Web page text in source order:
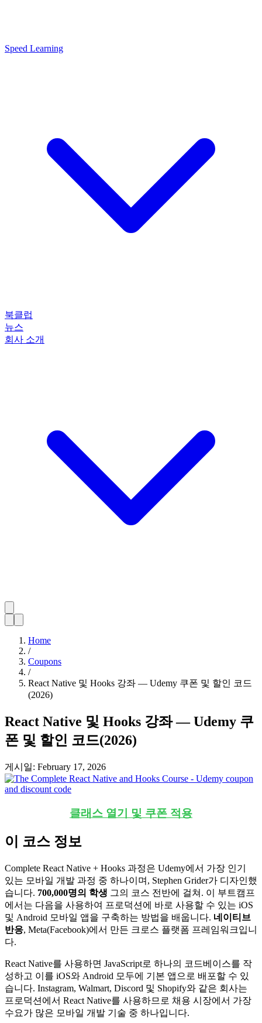
Speed Learning
북클럽
뉴스
회사 소개
Home
/
Coupons
/
React Native 및 Hooks 강좌 — Udemy 쿠폰 및 할인 코드
(2026)
React Native 및 Hooks 강좌 — Udemy 쿠
폰 및 할인 코드(2026)
게시일: February 17, 2026
클래스 열기 및 쿠폰 적용
이 코스 정보
Complete React Native + Hooks 과정은 Udemy에서 가장 인기
있는 모바일 개발 과정 중 하나이며, Stephen Grider가 디자인했
습니다. 700,000명의 학생 그의 코스 전반에 걸쳐. 이 부트캠프
에서는 다음을 사용하여 프로덕션에 바로 사용할 수 있는 iOS
및 Android 모바일 앱을 구축하는 방법을 배웁니다. 네이티브
반응, Meta(Facebook)에서 만든 크로스 플랫폼 프레임워크입니
다.
React Native를 사용하면 JavaScript로 하나의 코드베이스를 작
성하고 이를 iOS와 Android 모두에 기본 앱으로 배포할 수 있
습니다. Instagram, Walmart, Discord 및 Shopify와 같은 회사는
프로덕션에서 React Native를 사용하므로 채용 시장에서 가장
수요가 많은 모바일 개발 기술 중 하나입니다.